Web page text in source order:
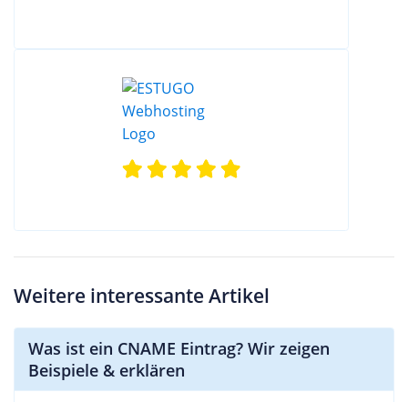
Weitere interessante Artikel
Was ist ein CNAME Eintrag? Wir zeigen
Beispiele & erklären